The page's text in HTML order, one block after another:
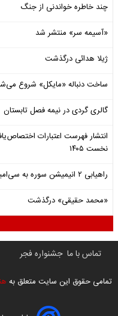
چند خاطره خواندنی از جنگ
«آسیمه سر» منتشر شد
ژیلا هدائی درگذشت
ساخت دنباله «مایکل» شروع
گالری گردی در نیمه فصل تابستان
نخست ۱۴۰۵
راهیابی ۲ انیمیشن سوره به سی‌امین جشنواره فیلم رود آیلند
«محمد حقیقی» درگذشت
تماس با ما جشنواره فجر
تمامی حقوق این سایت متعلق به